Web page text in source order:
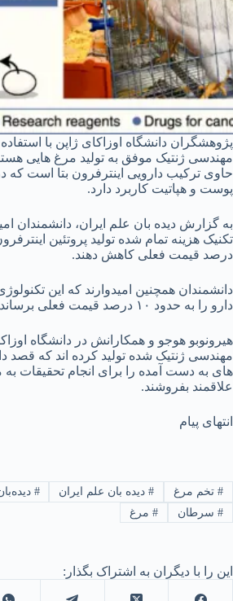
پژوهشگران دانشگاه اوزاکای ژاپن با
مهندسی ژنتیک موفق به تولید مرغ هایی
حاوی ترکیب دارویی اینترفرون بتا است
پوست و هپاتیت کاربرد دارد.
به گزارش دیده بان علم ایران، دانشمندان
تکنیک هزینه تمام شده تولید پروتئین
درصد قیمت فعلی کاهش دهند.
دانشمندان همچنین امیدوارند که این
دارو را به حدود ۱۰ درصد قیمت فعلی برساند.
هیرونوبو هوجو و همکارانش در دانشگاه
مهندسی ژنتیک شده تولید کرده اند که قصد
های به دست آمده را برای انجام تحقیقات
علاقمند بفروشند.
انتهای پیام
#تخم مرغ #دیده بان علم ایران #
#سرطان #مرغ
این را با دیگران به اشتراک بگذار: